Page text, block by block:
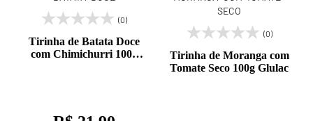
(0)
Tirinha de Batata Doce
com Chimichurri 100g
(0)
Tirinha de Moranga com
Tomate Seco 100g Glulac